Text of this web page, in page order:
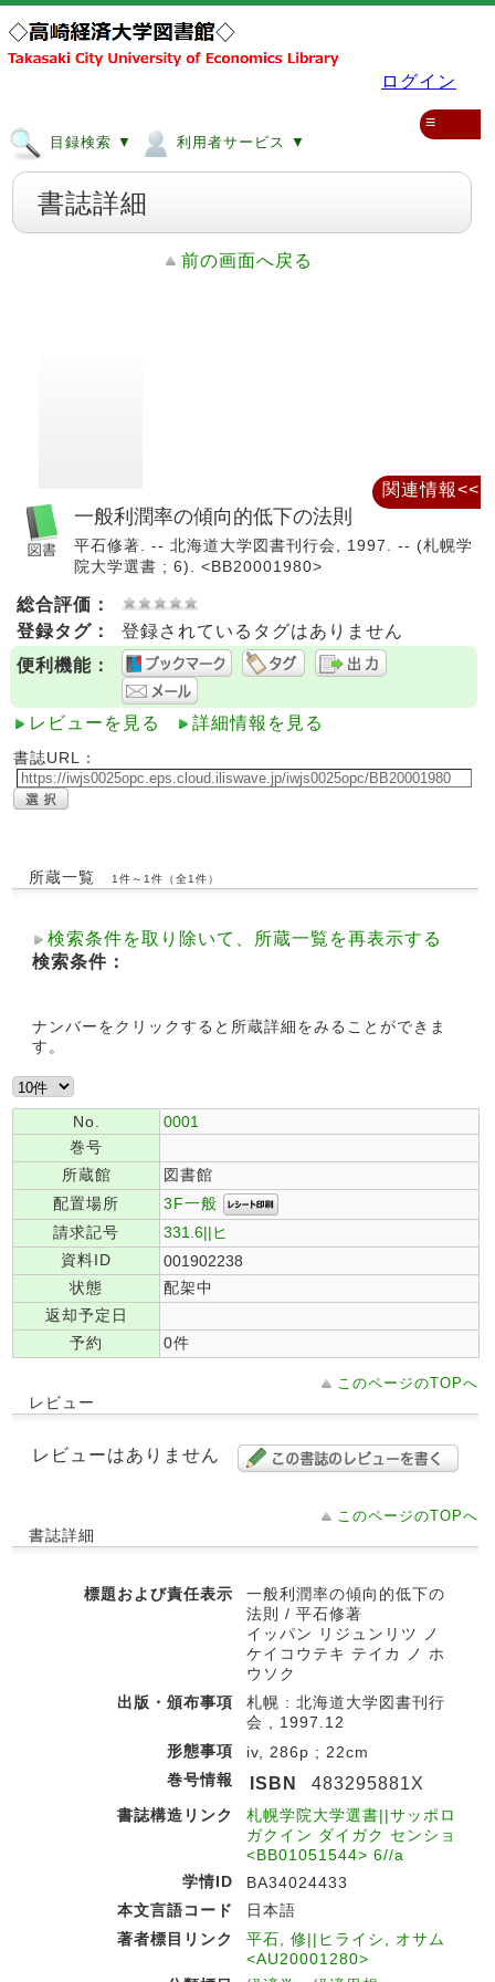
ログイン
目録検索 ▼ 利用者サービス ▼
≡
書誌詳細
前の画面へ戻る
一般利潤率の傾向的低下の法則
平石修著. -- 北海道大学図書刊行会, 1997. -- (札幌学
院大学選書 ; 6). <BB20001980>
総合評価：
登録タグ：
登録されているタグはありません
便利機能：
レビューを見る 詳細情報を見る
書誌URL：
所蔵一覧 1件～1件（全1件）
検索条件を取り除いて、所蔵一覧を再表示する
検索条件：
ナンバーをクリックすると所蔵詳細をみることができま
す。
No.
0001
巻号
所蔵館
図書館
配置場所
3F一般
請求記号
331.6||ヒ
資料ID
001902238
状態
配架中
返却予定日
予約
0件
このページのTOPへ
レビュー
レビューはありません
このページのTOPへ
書誌詳細
標題および責任表示
一般利潤率の傾向的低下の
法則 / 平石修著
イッパン リジュンリツ ノ
ケイコウテキ テイカ ノ ホ
ウソク
出版・頒布事項
札幌 : 北海道大学図書刊行
会 , 1997.12
形態事項
iv, 286p ; 22cm
巻号情報
ISBN 483295881X
書誌構造リンク
札幌学院大学選書||サッポロ
ガクイン ダイガク センショ
<BB01051544> 6//a
学情ID
BA34024433
本文言語コード
日本語
著者標目リンク
平石, 修||ヒライシ, オサム
<AU20001280>
関連情報<<